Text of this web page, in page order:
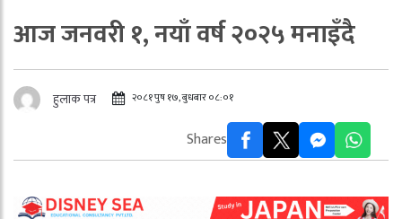
आज जनवरी १, नयाँ वर्ष २०२५ मनाइँदै
हुलाक पत्र २०८१ पुष १७, बुधबार ०८:०१
Shares